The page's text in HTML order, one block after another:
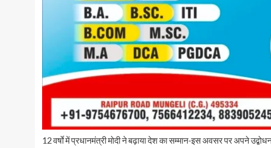
12 वर्षाे में प्रधानमंत्री मोदी ने बढ़ाया देश का सम्मान-इस अवसर पर अपने